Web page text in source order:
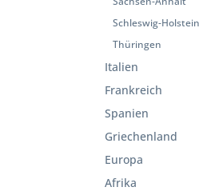
Schleswig-Holstein
Thüringen
Italien
Frankreich
Spanien
Griechenland
Europa
Afrika